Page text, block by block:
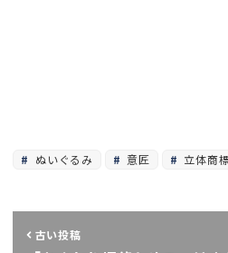
ぬいぐるみ 意匠 立体商
古い投稿